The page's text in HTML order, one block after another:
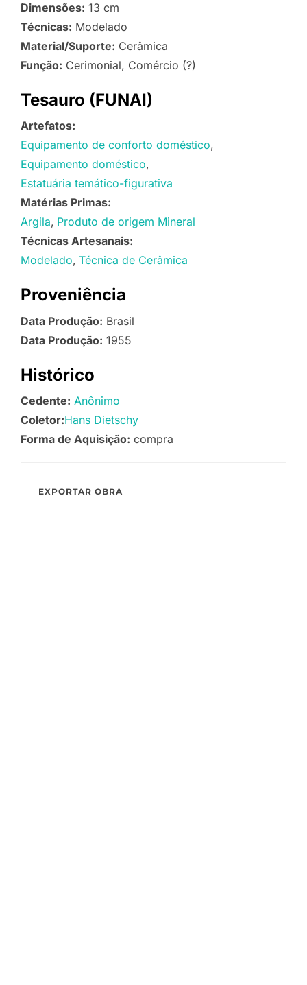
Dimensões: 13 cm
Técnicas: Modelado
Material/Suporte: Cerâmica
Função: Cerimonial, Comércio (?)
Tesauro (FUNAI)
Artefatos:
Equipamento de conforto doméstico
Equipamento doméstico
Estatuária temático-figurativa
Matérias Primas:
Argila Produto de origem Mineral
Técnicas Artesanais:
Modelado Técnica de Cerâmica
Proveniência
Data Produção: Brasil
Data Produção: 1955
Histórico
Cedente: Anônimo
Coletor:Hans Dietschy
Forma de Aquisição: compra
EXPORTAR OBRA